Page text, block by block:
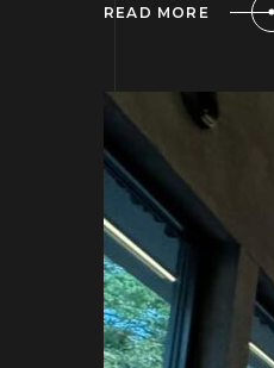
READ MORE